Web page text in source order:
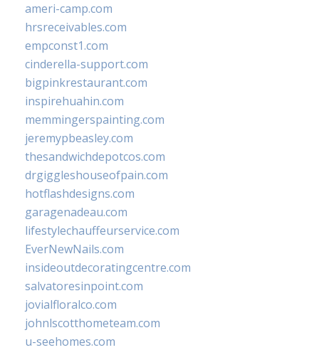
ameri-camp.com
hrsreceivables.com
empconst1.com
cinderella-support.com
bigpinkrestaurant.com
inspirehuahin.com
memmingerspainting.com
jeremypbeasley.com
thesandwichdepotcos.com
drgiggleshouseofpain.com
hotflashdesigns.com
garagenadeau.com
lifestylechauffeurservice.com
EverNewNails.com
insideoutdecoratingcentre.com
salvatoresinpoint.com
jovialfloralco.com
johnlscotthometeam.com
u-seehomes.com